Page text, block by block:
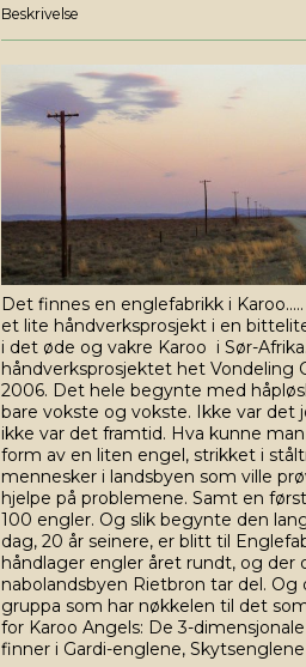
Beskrivelse
Det finnes en englefabrikk i
et lite håndverksprosjekt i en
i det øde og vakre Karoo i Sør-
håndverksprosjektet het Vondeling
2006. Det hele begynte med
bare vokste og vokste. Ikke var det
ikke var det framtid. Hva kunne
form av en liten engel, strikket i
mennesker i landsbyen som ville
hjelpe på problemene. Samt en
100 engler. Og slik begynte den
dag, 20 år seinere, er blitt til
håndlager engler året rundt, og der
nabolandsbyen Rietbron tar del.
gruppa som har nøkkelen til det
for Karoo Angels: De 3-
finner i Gardi-englene,